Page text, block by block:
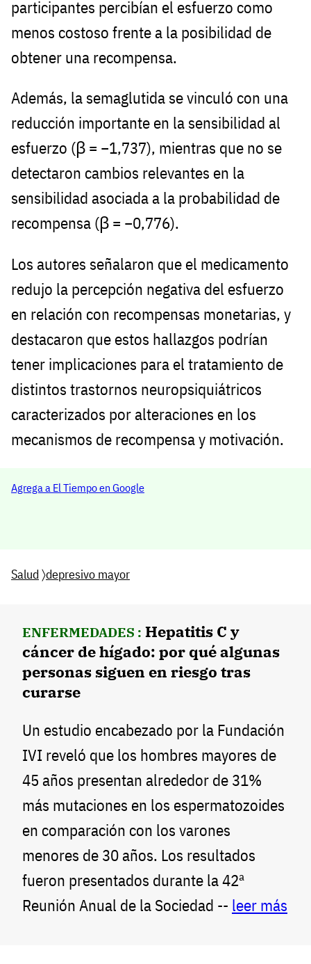
participantes percibían el esfuerzo como
menos costoso frente a la posibilidad de
obtener una recompensa.
Además, la semaglutida se vinculó con una
reducción importante en la sensibilidad al
esfuerzo (β = −1,737), mientras que no se
detectaron cambios relevantes en la
sensibilidad asociada a la probabilidad de
recompensa (β = −0,776).
Los autores señalaron que el medicamento
redujo la percepción negativa del esfuerzo
en relación con recompensas monetarias, y
destacaron que estos hallazgos podrían
tener implicaciones para el tratamiento de
distintos trastornos neuropsiquiátricos
caracterizados por alteraciones en los
mecanismos de recompensa y motivación.
Agrega a El Tiempo en Google
Salud 〉depresivo mayor
ENFERMEDADES : Hepatitis C y
cáncer de hígado: por qué algunas
personas siguen en riesgo tras
curarse
Un estudio encabezado por la Fundación
IVI reveló que los hombres mayores de
45 años presentan alrededor de 31%
más mutaciones en los espermatozoides
en comparación con los varones
menores de 30 años. Los resultados
fueron presentados durante la 42ª
Reunión Anual de la Sociedad -- leer más